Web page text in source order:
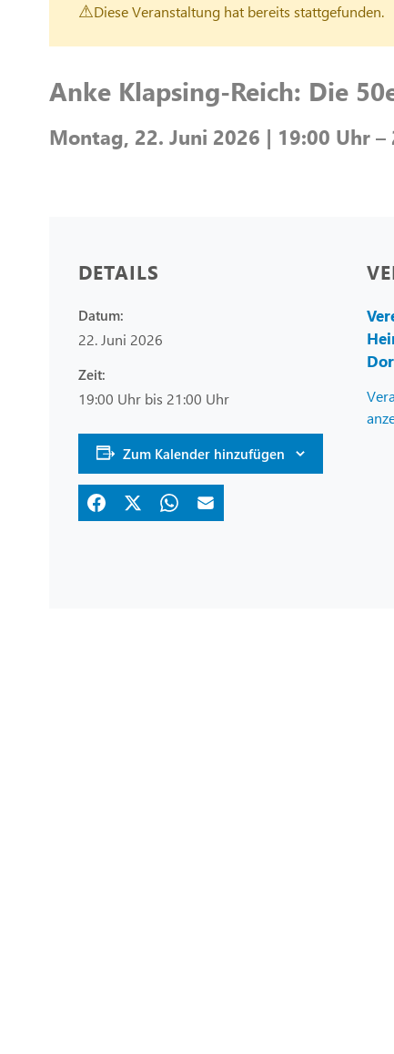
Diese Veranstaltung hat bereits stattgefunden.
Anke Klapsing-Reich: Die
Montag, 22. Juni 2026 | 19:00 Uhr –
DETAILS
Datum:
22. Juni 2026
Zeit:
19:00 Uhr bis 21:00 Uhr
Zum Kalender hinzufügen